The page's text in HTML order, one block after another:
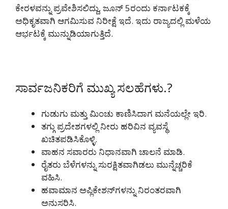
ಕೇರಳವನ್ನು ಪ್ರವೇಶಿಸಲಿದ್ದು, ಜೂನ್ 5ರಂದು ಕರ್ನಾಟಕಕ್ಕೆ
ಅಧಿಕೃತವಾಗಿ ಆಗಮಿಸುವ ನಿರೀಕ್ಷೆ ಇದೆ. ಇದು ರಾಜ್ಯದಲ್ಲಿ ಮಳೆಯ
ಆರ್ಭಟಕ್ಕೆ ಮುನ್ನುಡಿಯಾಗುತ್ತಿದೆ.
ಸಾರ್ವಜನಿಕರಿಗೆ ಮುಖ್ಯ ಸಲಹೆಗಳು.?
ಗುಡುಗು ಮತ್ತು ಮಿಂಚು ಕಾಣಿಸಿದಾಗ ಮನೆಯಲ್ಲೇ ಇರಿ.
ತಗ್ಗು ಪ್ರದೇಶಗಳಲ್ಲಿ ನೀರು ಹರಿವಿನ ವ್ಯವಸ್ಥೆ
ಖಚಿತಪಡಿಸಿಕೊಳ್ಳಿ.
ವಾಹನ ಸವಾರರು ನಿಧಾನವಾಗಿ ಚಾಲನೆ ಮಾಡಿ.
ರೈತರು ಬೆಳೆಗಳನ್ನು ಸುರಕ್ಷಿತವಾಗಿಡಲು ಮುನ್ನೆಚ್ಚರಿಕೆ
ವಹಿಸಿ.
ಹವಾಮಾನ ಅಪ್ಲಿಕೇಶನ್‌ಗಳನ್ನು ನಿರಂತರವಾಗಿ
ಅನುಸರಿಸಿ.